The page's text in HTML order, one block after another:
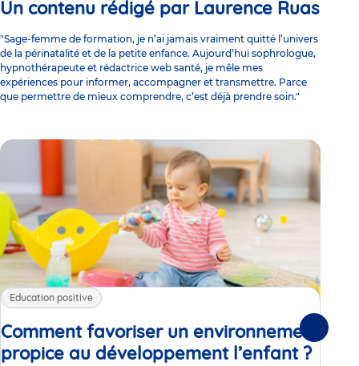
Un contenu rédigé par Laurence Ruas
"Sage-femme de formation, je n’ai jamais vraiment quitté l’univers
de la périnatalité et de la petite enfance. Aujourd’hui sophrologue,
hypnothérapeute et rédactrice web santé, je mêle mes
expériences pour informer, accompagner et transmettre. Parce
que permettre de mieux comprendre, c’est déjà prendre soin."
Education positive
Comment favoriser un environnement
propice au développement l’enfant ?